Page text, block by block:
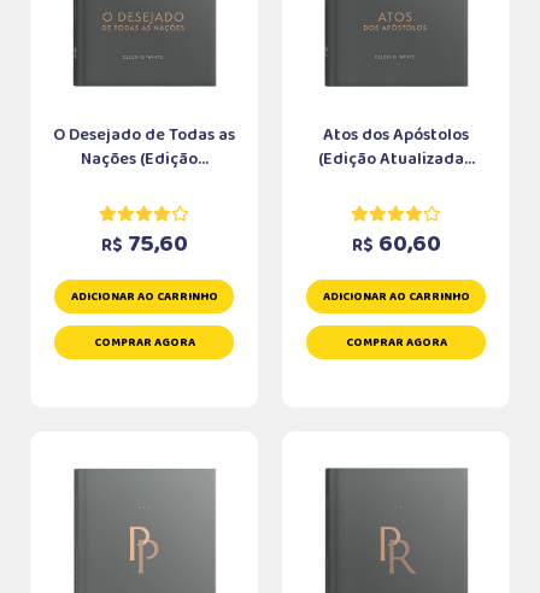
O Desejado de Todas as
Nações (Edição...
R$ 75,60
ADICIONAR AO CARRINHO
COMPRAR AGORA
Atos dos Apóstolos
(Edição Atualizada...
R$ 60,60
ADICIONAR AO CARRINHO
COMPRAR AGORA